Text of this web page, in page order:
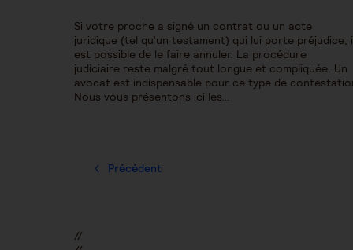
Si votre proche a signé un contrat ou un acte
juridique (tel qu’un testament) qui lui porte préjudice,
est possible de le faire annuler. La procédure
judiciaire reste malgré tout longue et compliquée. Un
avocat est indispensable pour ce type de
Nous vous présentons ici les…
Précédent
//